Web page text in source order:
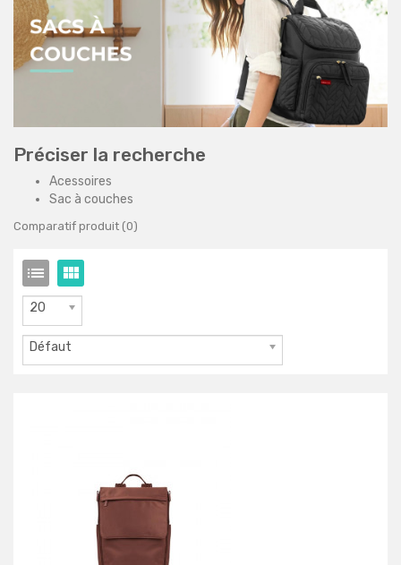
Préciser la recherche
Acessoires
Sac à couches
Comparatif produit (0)
20
Défaut